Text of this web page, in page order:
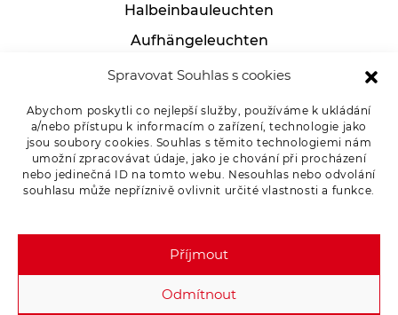
Spravovat Souhlas s cookies
Abychom poskytli co nejlepší služby, používáme k ukládání
a/nebo přístupu k informacím o zařízení, technologie jako
jsou soubory cookies. Souhlas s těmito technologiemi nám
umožní zpracovávat údaje, jako je chování při procházení
nebo jedinečná ID na tomto webu. Nesouhlas nebo odvolání
souhlasu může nepříznivě ovlivnit určité vlastnosti a funkce.
Příjmout
Odmítnout
Halbeinbauleuchten
Aufhängeleuchten
Industrielle leuchten
Für Kunden
Datenschutz-Bestimmungen